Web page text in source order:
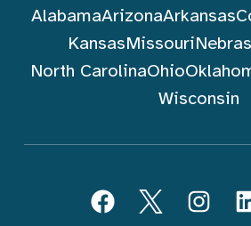
AlabamaArizonaArkansas
KansasMissouri
North CarolinaOhio
Wisconsin
FacebookTwitter